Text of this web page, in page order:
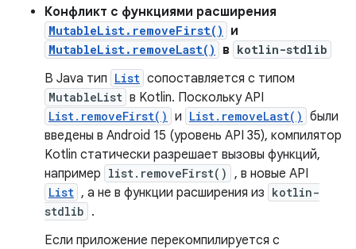
Конфликт с функциями расширения
MutableList.removeFirst() и
MutableList.removeLast() в kotlin-stdlib
В Java тип List сопоставляется с типом
MutableList в Kotlin. Поскольку API
List.removeFirst() и List.removeLast() были
введены в Android 15 (уровень API 35), компилятор
Kotlin статически разрешает вызовы функций,
например list.removeFirst() , в новые API
List , а не в функции расширения из kotlin-
stdlib .
Если приложение перекомпилируется с